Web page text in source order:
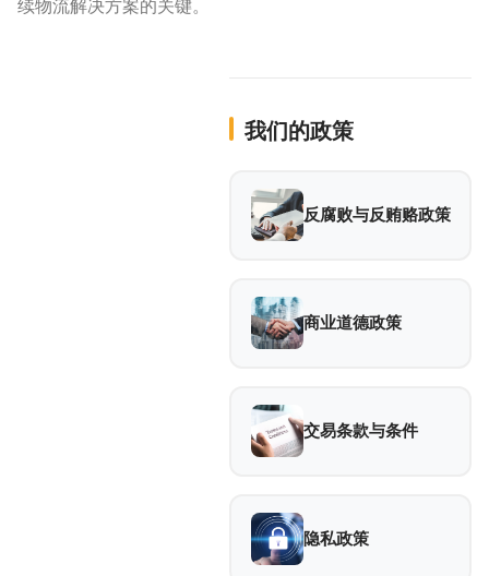
续物流解决方案的关键。
我们的政策
反腐败与反贿赂政策
商业道德政策
交易条款与条件
隐私政策